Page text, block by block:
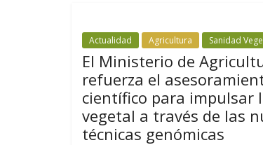
Actualidad Agricultura Sanidad
El Ministerio de
refuerza el
científico para impulsar
vegetal a través de las
técnicas genómicas